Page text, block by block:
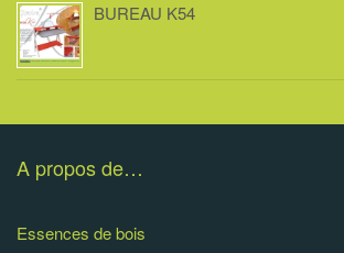
BUREAU K54
A propos de…
Essences de bois